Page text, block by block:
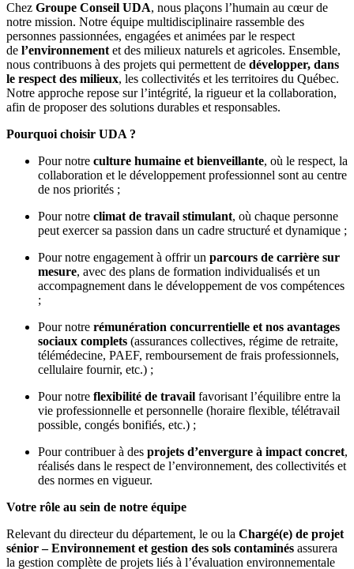
Chez Groupe Conseil UDA, nous plaçons l’humain au cœur de
notre mission. Notre équipe multidisciplinaire rassemble des
personnes passionnées, engagées et animées par le respect
de l’environnement et des milieux naturels et agricoles. Ensemble,
nous contribuons à des projets qui permettent de développer, dans
le respect des milieux, les collectivités et les territoires du Québec.
Notre approche repose sur l’intégrité, la rigueur et la collaboration,
afin de proposer des solutions durables et responsables.
Pourquoi choisir UDA ?
Pour notre culture humaine et bienveillante, où le respect, la
collaboration et le développement professionnel sont au centre
de nos priorités ;
Pour notre climat de travail stimulant, où chaque personne
peut exercer sa passion dans un cadre structuré et dynamique ;
Pour notre engagement à offrir un parcours de carrière sur
mesure, avec des plans de formation individualisés et un
accompagnement dans le développement de vos compétences
;
Pour notre rémunération concurrentielle et nos avantages
sociaux complets (assurances collectives, régime de retraite,
télémédecine, PAEF, remboursement de frais professionnels,
cellulaire fournir, etc.) ;
Pour notre flexibilité de travail favorisant l’équilibre entre la
vie professionnelle et personnelle (horaire flexible, télétravail
possible, congés bonifiés, etc.) ;
Pour contribuer à des projets d’envergure à impact concret,
réalisés dans le respect de l’environnement, des collectivités et
des normes en vigueur.
Votre rôle au sein de notre équipe
Relevant du directeur du département, le ou la Chargé(e) de projet
sénior – Environnement et gestion des sols contaminés assurera
la gestion complète de projets liés à l’évaluation environnementale